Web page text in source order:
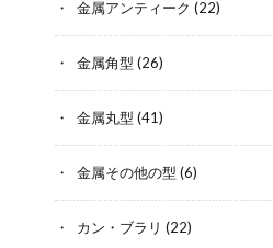
金属アンティーク (22)
金属角型 (26)
金属丸型 (41)
金属その他の型 (6)
カン・ブラリ (22)